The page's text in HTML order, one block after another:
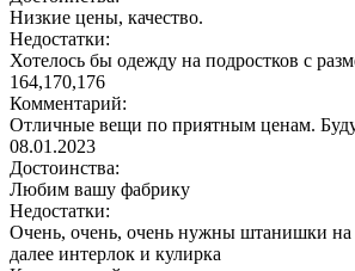
Низкие цены, качество.
Недостатки:
Хотелось бы одежду на подростков с
164,170,176
Комментарий:
Отличные вещи по приятным ценам. Буду
08.01.2023
Достоинства:
Любим вашу фабрику
Недостатки:
Очень, очень, очень нужны штанишки на
далее интерлок и кулирка